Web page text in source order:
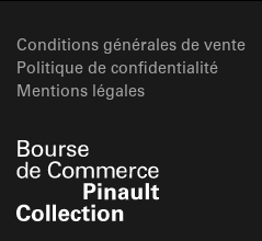
Conditions générales de vente
Politique de confidentialité
Mentions légales